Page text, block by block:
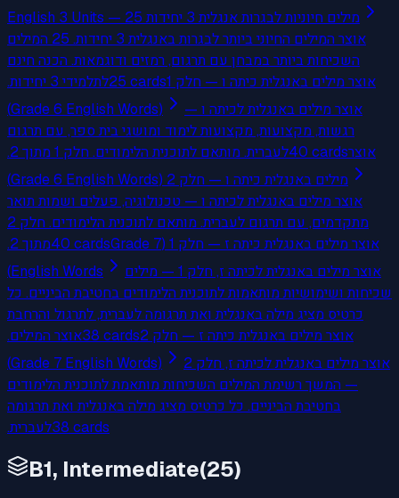
English 3 Units — 25 מילים חיוניות לבגרות אנגלית 3 יחידות
אוצר המילים החיוני ביותר לבגרות באנגלית 3 יחידות. 25 המילים
השכיחות ביותר במבחן עם תרגום, רמזים ודוגמאות. הכנה חינם
לתלמידי 3 יחידות.25 cardsאוצר מילים באנגלית כיתה ו — חלק 1
(Grade 6 English Words)
אוצר מילים באנגלית לכיתה ו —
רגשות, מקצועות, מקצועות לימוד ומושגי בית ספר, עם תרגום
לעברית. מותאם לתוכנית הלימודים. חלק 1 מתוך 2.40 cardsאוצר
מילים באנגלית כיתה ו — חלק 2 (Grade 6 English Words)
אוצר מילים באנגלית לכיתה ו — טכנולוגיה, פעלים ושמות תואר
מתקדמים, עם תרגום לעברית. מותאם לתוכנית הלימודים. חלק 2
מתוך 2.40 cardsאוצר מילים באנגלית כיתה ז — חלק 1 (Grade 7
English Words)
אוצר מילים באנגלית לכיתה ז, חלק 1 — מילים
שכיחות ושימושיות מותאמות לתוכנית הלימודים בחטיבת הביניים. כל
כרטיס מציג מילה באנגלית ואת תרגומה לעברית, לתרגול והרחבת
אוצר המילים.38 cardsאוצר מילים באנגלית כיתה ז — חלק 2
(Grade 7 English Words)
אוצר מילים באנגלית לכיתה ז, חלק 2
— המשך רשימת המילים השכיחות מותאמת לתוכנית הלימודים
בחטיבת הביניים. כל כרטיס מציג מילה באנגלית ואת תרגומה
לעברית.38 cards
B1, Intermediate(25)